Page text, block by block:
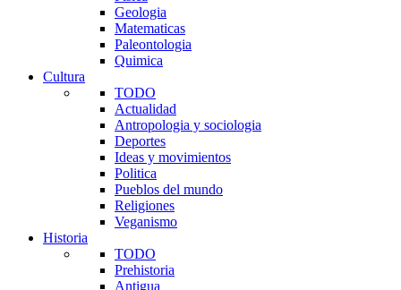
Geologia
Matematicas
Paleontologia
Quimica
Cultura
TODO
Actualidad
Antropologia y sociologia
Deportes
Ideas y movimientos
Politica
Pueblos del mundo
Religiones
Veganismo
Historia
TODO
Prehistoria
Antigua